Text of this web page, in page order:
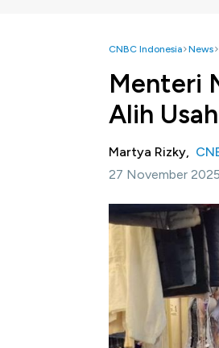
CNBC Indonesia News
Menteri
Alih
Martya Rizky,
27 November